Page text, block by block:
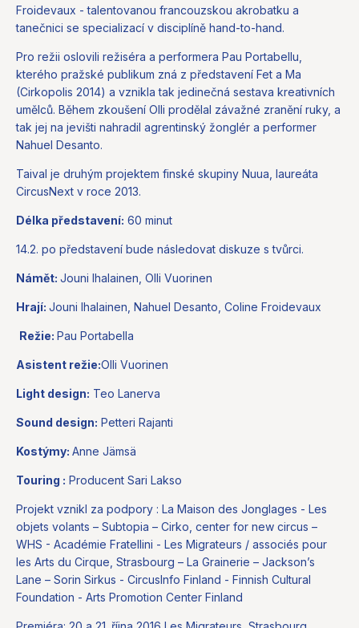
Froidevaux - talentovanou francouzskou akrobatku a
tanečnici se specializací v disciplíně hand-to-hand.
Pro režii oslovili režiséra a performera Pau Portabellu,
kterého pražské publikum zná z představení Fet a Ma
(Cirkopolis 2014) a vznikla tak jedinečná sestava kreativních
umělců. Během zkoušení Olli prodělal závažné zranění ruky, a
tak jej na jevišti nahradil agrentinský žonglér a performer
Nahuel Desanto.
Taival je druhým projektem finské skupiny Nuua, laureáta
CircusNext v roce 2013.
Délka představení: 60 minut
14.2. po představení bude následovat diskuze s tvůrci.
Námět: Jouni Ihalainen, Olli Vuorinen
Hrají: Jouni Ihalainen, Nahuel Desanto, Coline Froidevaux
Režie: Pau Portabella
Asistent režie:Olli Vuorinen
Light design: Teo Lanerva
Sound design: Petteri Rajanti
Kostýmy: Anne Jämsä
Touring : Producent Sari Lakso
Projekt vznikl za podpory : La Maison des Jonglages - Les
objets volants – Subtopia – Cirko, center for new circus –
WHS - Académie Fratellini - Les Migrateurs / associés pour
les Arts du Cirque, Strasbourg – La Grainerie – Jackson’s
Lane – Sorin Sirkus - CircusInfo Finland - Finnish Cultural
Foundation - Arts Promotion Center Finland